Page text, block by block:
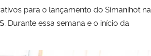
para o lançamento do Simanihot na
Durante essa semana e o início da